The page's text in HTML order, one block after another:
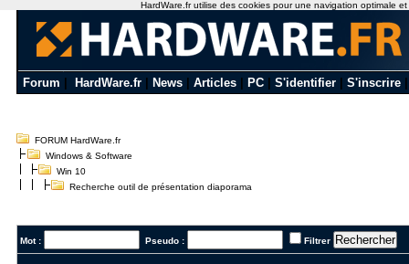
Forum HardWare.fr News Articles PC S'identifier S'inscrire
FORUM HardWare.fr
Windows & Software
Win 10
Recherche outil de présentation diaporama
Mot : Pseudo : Filtrer
HardWare.fr utilise des cookies pour une navigation optimale